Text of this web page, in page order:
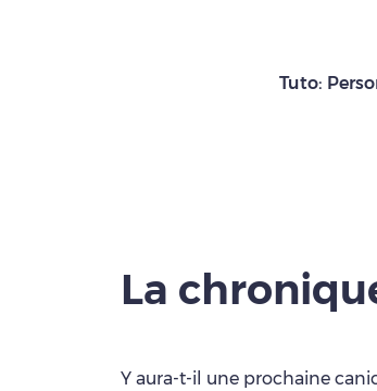
Tuto:
La
Y aura-t-il une prochaine